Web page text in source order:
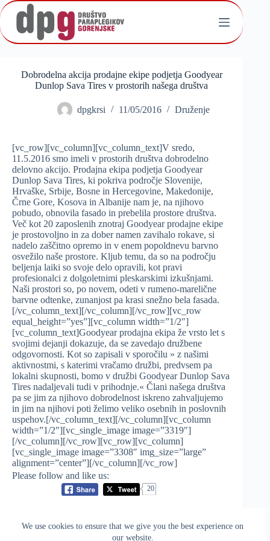
Skip
to
content
We use cookies to ensure that we give you the best experience on
our website.
Dobrodelna akcija prodajne ekipe podjetja Goodyear
Dunlop Sava Tires v prostorih našega društva
dpgkrsi 11/05/2016 Druženje
[vc_row][vc_column][vc_column_text]V sredo,
11.5.2016 smo imeli v prostorih društva dobrodelno
delovno akcijo. Prodajna ekipa podjetja Goodyear
Dunlop Sava Tires, ki pokriva področje Slovenije,
Hrvaške, Srbije, Bosne in Hercegovine, Makedonije,
Črne Gore, Kosova in Albanije nam je, na njihovo
pobudo, obnovila fasado in prebelila prostore društva.
Več kot 20 zaposlenih znotraj Goodyear prodajne ekipe
je prostovoljno in za dober namen zavihalo rokave, si
nadelo zaščitno opremo in v enem popoldnevu barvno
osvežilo naše prostore. Kljub temu, da so na področju
beljenja laiki so svoje delo opravili, kot pravi
profesionalci z dolgoletnimi pleskarskimi izkušnjami.
Naši prostori so, po novem, odeti v rumeno-marelične
barvne odtenke, zunanjost pa krasi snežno bela fasada.
[/vc_column_text][/vc_column][/vc_row][vc_row
equal_height=”yes”][vc_column width=”1/2″]
[vc_column_text]Goodyear prodajna ekipa že vrsto let s
svojimi dejanji dokazuje, da se zavedajo družbene
odgovornosti. Kot so zapisali v sporočilu » z našimi
aktivnostmi, s katerimi vračamo družbi, predvsem pa
lokalni skupnosti, bomo v družbi Goodyear Dunlop Sava
Tires nadaljevali tudi v prihodnje.« Člani našega društva
pa se jim za njihovo dobrodelnost iskreno zahvaljujemo
in jim na njihovi poti želimo veliko osebnih in poslovnih
uspehov.[/vc_column_text][/vc_column][vc_column
width=”1/2″][vc_single_image image=”3319″]
[/vc_column][/vc_row][vc_row][vc_column]
[vc_single_image image=”3308″ img_size=”large”
alignment=”center”][/vc_column][/vc_row]
Please follow and like us:
20
PREVIOUS NEXT